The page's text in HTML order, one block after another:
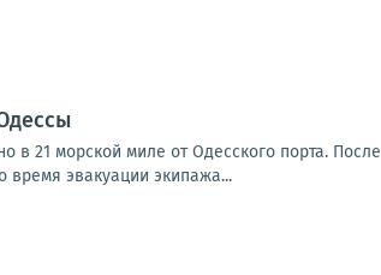
21 морской миле от Одесского порта.
время эвакуации экипажа...